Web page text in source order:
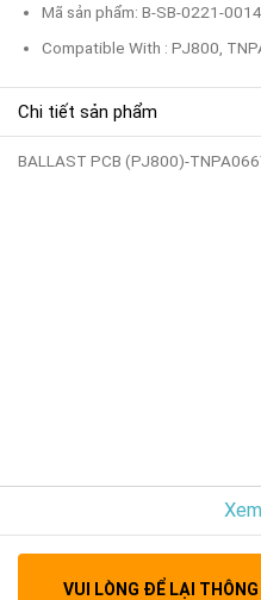
Mã sản phẩm: B-SB-0221-0014
Compatible With : PJ800,
Chi tiết sản phẩm
BALLAST PCB (PJ800)-
VUI LÒNG ĐỂ LẠI